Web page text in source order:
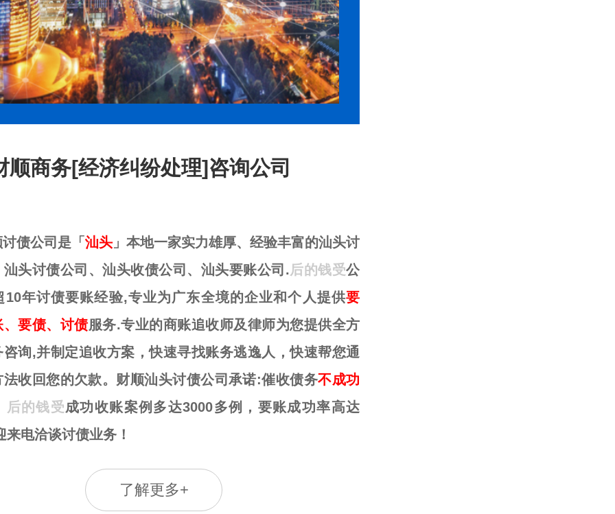
顺商务[经济纠纷处理]咨询公司
债公司是「 汕头 」本地一家实力雄厚、经验丰富的汕头讨
汕头讨债公司、汕头收债公司、汕头要账公司.后的钱受公
10年讨债要账经验,专业为广东全境的企业和个人提供要
、要债、讨债服务.专业的商账追收师及律师为您提供全方
咨询,并制定追收方案，快速寻找账务逃逸人，快速帮您通
法收回您的欠款。财顺汕头讨债公司承诺:催收债务不成功
后的钱受成功收账案例多达3000多例，要账成功率高达
来电洽谈讨债业务！
了解更多+